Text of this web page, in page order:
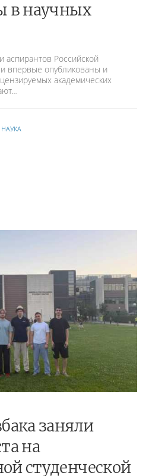
в научных
аспирантов Российской
впервые опубликованы и
академических
НАУКА
заняли
на
студенческой